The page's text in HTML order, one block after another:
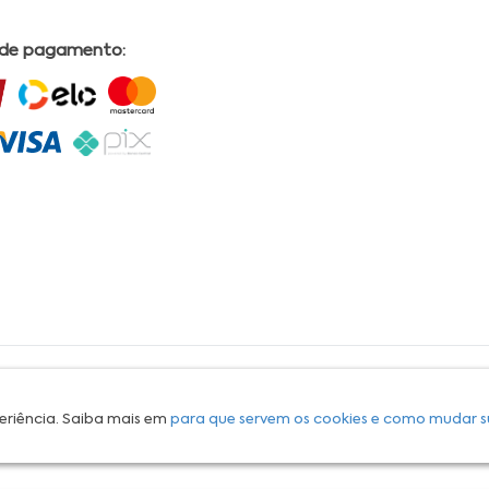
Saiba mais empara que servem os cookies e como mudar
pagamento:
DRUGSTORE|CNPJ: 05.230.009/0009-60 | End: Av. Tomas Espindola nº 630 - Farol
CRF/AL Nº 2558 OBS: Preços exclusivos para produtos comercializados na Loja Virtual da
Email:
de um profissional da área médica. Apenas o médico está capacitado para
um médico deve ser consultado. A Farmácia Permanente trabalha com as
com tranquilidade. A privacidade e a segurança dos clientes são compromissos da
de produto em nosso estoque.